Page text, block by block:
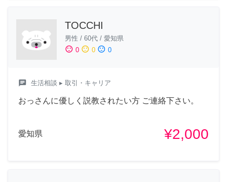
TOCCHI
男性 / 60代 / 愛知県
sentiment_satisfied 0 sentiment_neutral 0 sentiment_dissatisfied 0
chat 生活相談 ▸ 取引・キャリア
おっさんに優しく説教されたい方 ご連絡下さい。
愛知県 ¥2,000